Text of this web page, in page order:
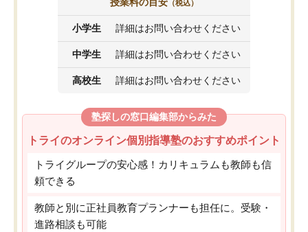
（税込）
小学生 詳細はお問い合わせください
中学生 詳細はお問い合わせください
高校生 詳細はお問い合わせください
塾探しの窓口編集部からみた
トライのオンライン個別指導塾のおすすめポイント
トライグループの安心感！カリキュラムも教師も信
頼できる
教師と別に正社員教育プランナーも担任に。受験・
進路相談も可能